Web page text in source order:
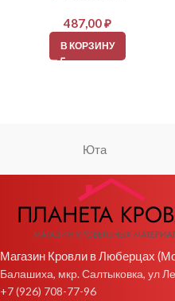
487,00₽
В КОРЗИНУ
Юта
Магазин Кровли в Люберцах
Балашиха, мкр. Салтыковка, ул
+7 (926) 708-77-96